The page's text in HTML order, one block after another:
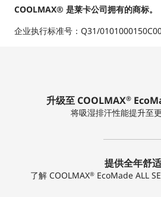
COOLMAX® 是莱卡公司拥有的商标。
企业执行标准号：Q31/
升级至 COOLMAX®
将吸湿排汗性能提升至更
提供全年舒适
了解 COOLMAX®EcoMade ALL